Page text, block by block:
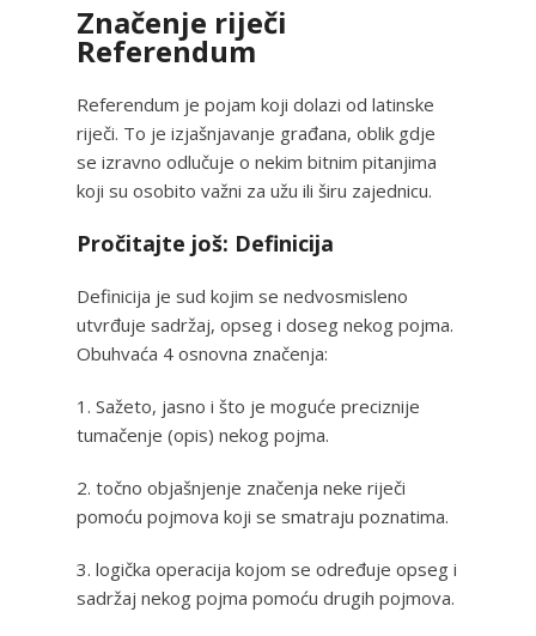
Značenje riječi
Referendum
Referendum je pojam koji dolazi od latinske
riječi. To je izjašnjavanje građana, oblik gdje
se izravno odlučuje o nekim bitnim pitanjima
koji su osobito važni za užu ili širu zajednicu.
Pročitajte još: Definicija
Definicija je sud kojim se nedvosmisleno
utvrđuje sadržaj, opseg i doseg nekog pojma.
Obuhvaća 4 osnovna značenja:
1. Sažeto, jasno i što je moguće preciznije
tumačenje (opis) nekog pojma.
2. točno objašnjenje značenja neke riječi
pomoću pojmova koji se smatraju poznatima.
3. logička operacija kojom se određuje opseg i
sadržaj nekog pojma pomoću drugih pojmova.